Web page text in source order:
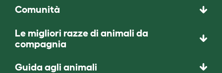
Comunità
Le migliori razze di animali da
compagnia
Guida agli animali